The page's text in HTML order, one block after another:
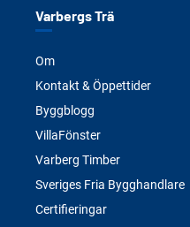
Varbergs Trä
Om
Kontakt & Öppettider
Byggblogg
VillaFönster
Varberg Timber
Sveriges Fria Bygghandlare
Certifieringar